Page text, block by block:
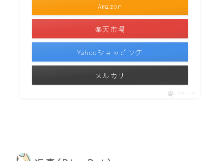
Amazon
楽天市場
Yahooショッピング
メルカリ
ポチップ